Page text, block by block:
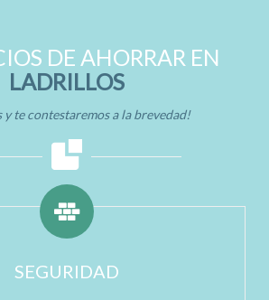
DE AHORRAR EN
LADRILLOS
y te contestaremos a la brevedad!
SEGURIDAD